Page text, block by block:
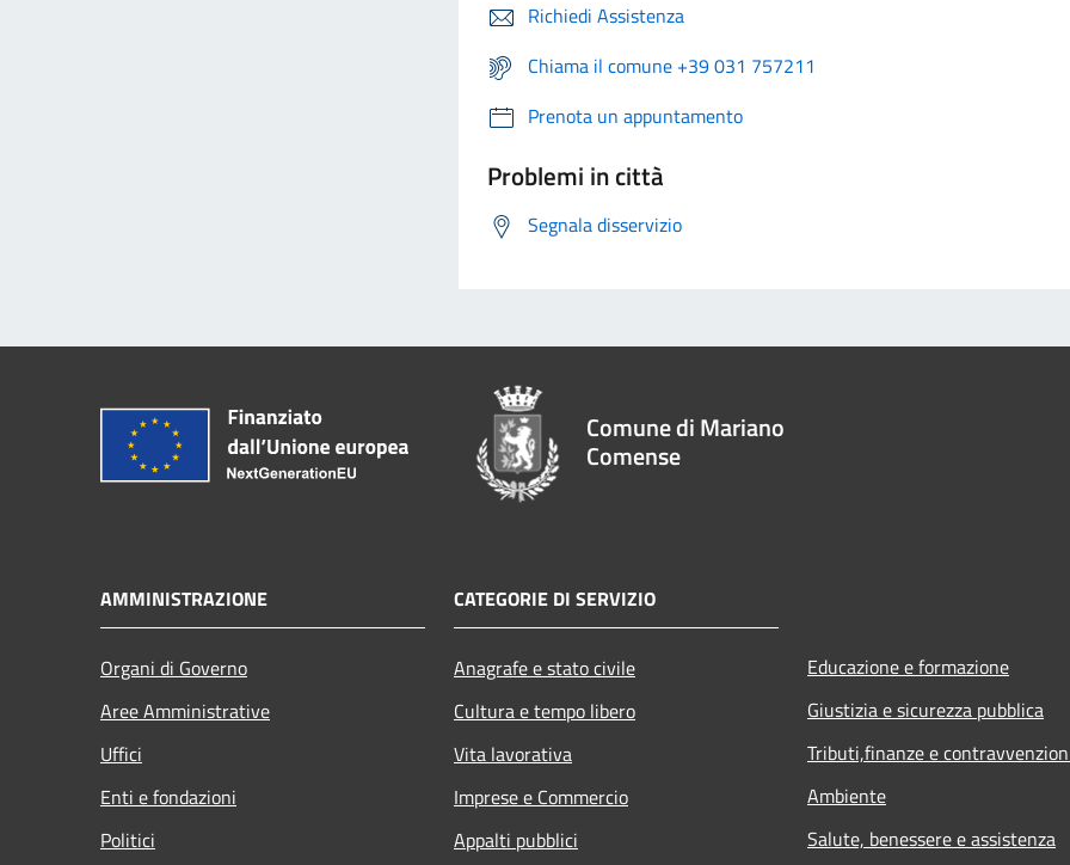
Richiedi Assistenza
Chiama il comune +39 031 757211
Prenota un appuntamento
Problemi in città
Segnala disservizio
Comune di Mariano
Comense
AMMINISTRAZIONE
Organi di Governo
Aree Amministrative
Uffici
Enti e fondazioni
Politici
CATEGORIE DI SERVIZIO
Anagrafe e stato civile
Cultura e tempo libero
Vita lavorativa
Imprese e Commercio
Appalti pubblici
Educazione e formazione
Giustizia e sicurezza pubblica
Tributi,finanze e
Ambiente
Salute, benessere e assistenza